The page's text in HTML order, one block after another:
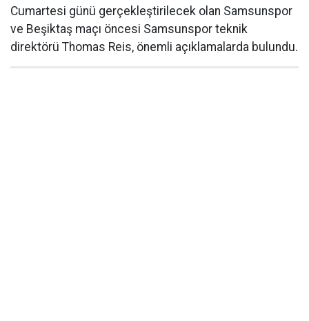
Cumartesi günü gerçekleştirilecek olan Samsunspor
ve Beşiktaş maçı öncesi Samsunspor teknik
direktörü Thomas Reis, önemli açıklamalarda bulundu.